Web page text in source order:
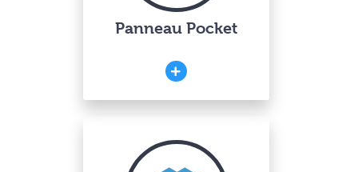
Panneau Pocket